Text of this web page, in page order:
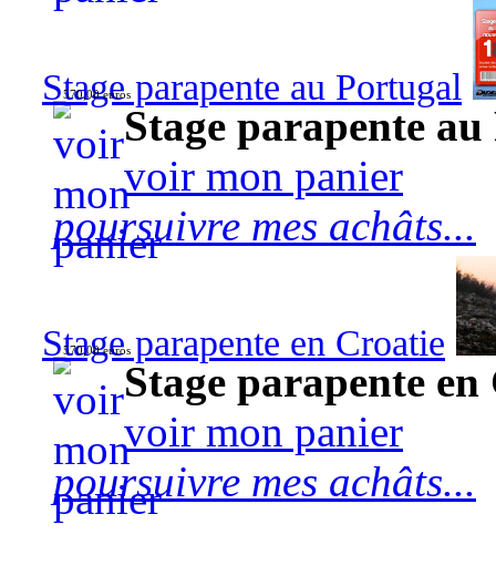
Stage parapente au Portugal
570,00 euros
Stage parapente
voir mon panier
poursuivre mes achâts...
Stage parapente en Croatie
570,00 euros
Stage parapente
voir mon panier
poursuivre mes achâts...